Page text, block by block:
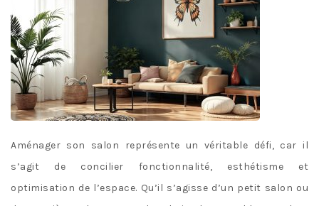
Aménager son salon représente un véritable défi, car il
s’agit de concilier fonctionnalité, esthétisme et
optimisation de l’espace. Qu’il s’agisse d’un petit salon ou